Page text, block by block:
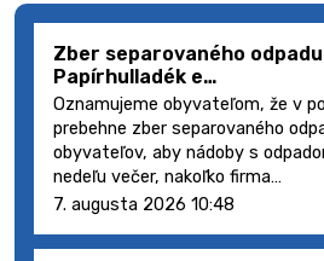
Zber separovaného
Papírhulladék e…
Oznamujeme obyvateľom, že v
prebehne zber separovaného
obyvateľov, aby nádoby s
nedeľu večer, nakoľko firma…
7. augusta 2026 10:48